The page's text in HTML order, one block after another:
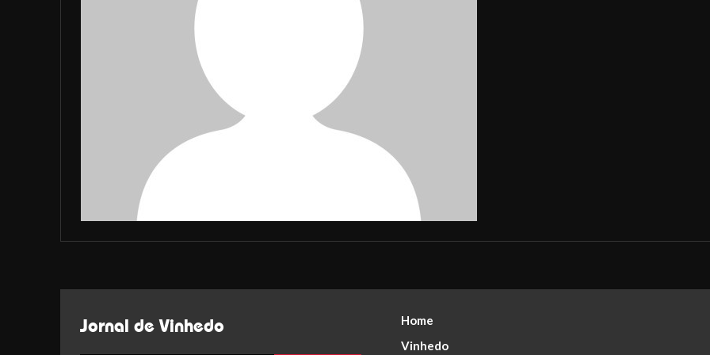
Jornal de Vinhedo
Home
Vinhedo